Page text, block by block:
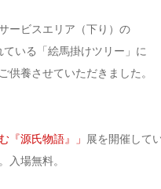
ービスエリア（下り）の
いる「絵馬掛けツリー」に
供養させていただきました。
『源氏物語』」
展を開催して
場無料。